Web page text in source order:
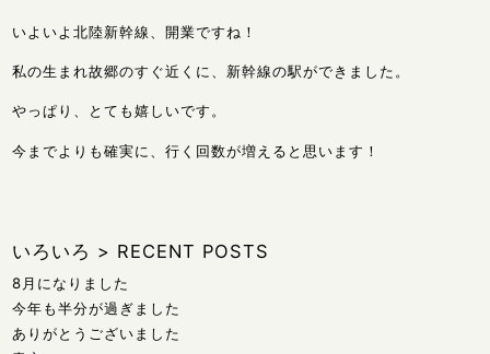
いよいよ北陸新幹線、開業ですね！
私の生まれ故郷のすぐ近くに、新幹線の駅ができました。
やっぱり、とても嬉しいです。
今までよりも確実に、行く回数が増えると思います！
いろいろ > RECENT POSTS
8月になりました
今年も半分が過ぎました
ありがとうございました